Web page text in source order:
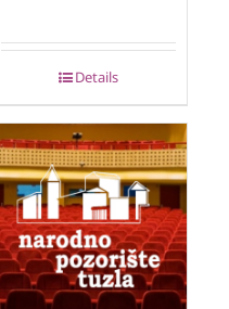
Details